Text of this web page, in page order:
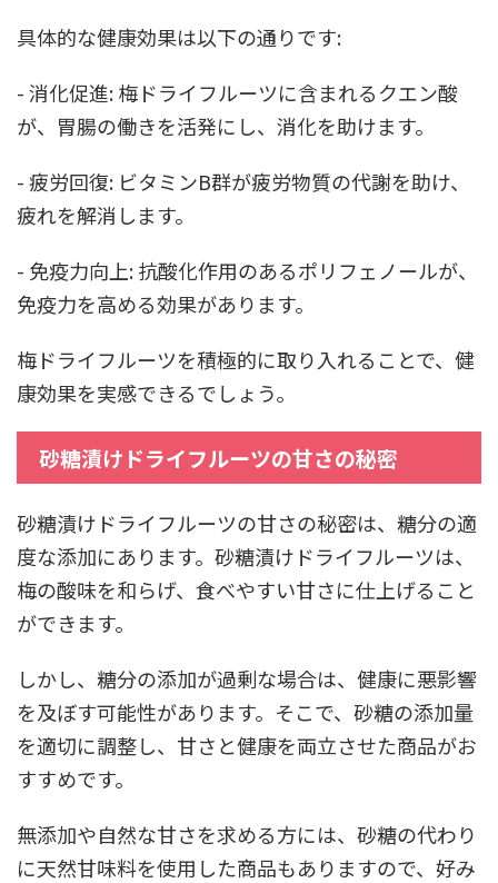
具体的な健康効果は以下の通りです:
- 消化促進: 梅ドライフルーツに含まれるクエン酸
が、胃腸の働きを活発にし、消化を助けます。
- 疲労回復: ビタミンB群が疲労物質の代謝を助け、
疲れを解消します。
- 免疫力向上: 抗酸化作用のあるポリフェノールが、
免疫力を高める効果があります。
梅ドライフルーツを積極的に取り入れることで、健
康効果を実感できるでしょう。
砂糖漬けドライフルーツの甘さの秘密
砂糖漬けドライフルーツの甘さの秘密は、糖分の適
度な添加にあります。砂糖漬けドライフルーツは、
梅の酸味を和らげ、食べやすい甘さに仕上げること
ができます。
しかし、糖分の添加が過剰な場合は、健康に悪影響
を及ぼす可能性があります。そこで、砂糖の添加量
を適切に調整し、甘さと健康を両立させた商品がお
すすめです。
無添加や自然な甘さを求める方には、砂糖の代わり
に天然甘味料を使用した商品もありますので、好み